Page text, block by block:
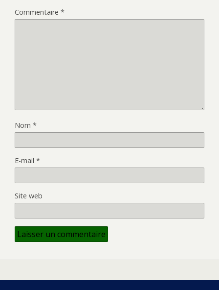
Commentaire *
Nom *
E-mail *
Site web